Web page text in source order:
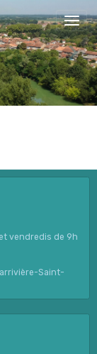
vendredis de 9h
Saint-